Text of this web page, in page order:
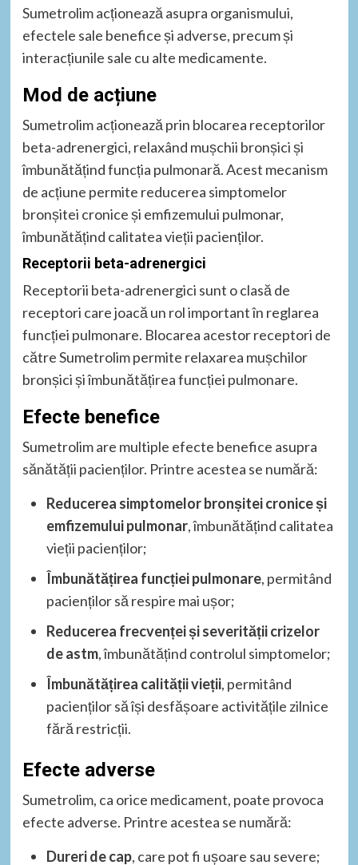
Sumetrolim acționează asupra organismului,
efectele sale benefice și adverse, precum și
interacțiunile sale cu alte medicamente.
Mod de acțiune
Sumetrolim acționează prin blocarea receptorilor
beta-adrenergici, relaxând mușchii bronșici și
îmbunătățind funcția pulmonară. Acest mecanism
de acțiune permite reducerea simptomelor
bronșitei cronice și emfizemului pulmonar,
îmbunătățind calitatea vieții pacienților.
Receptorii beta-adrenergici
Receptorii beta-adrenergici sunt o clasă de
receptori care joacă un rol important în reglarea
funcției pulmonare. Blocarea acestor receptori de
către Sumetrolim permite relaxarea mușchilor
bronșici și îmbunătățirea funcției pulmonare.
Efecte benefice
Sumetrolim are multiple efecte benefice asupra
sănătății pacienților. Printre acestea se numără:
Reducerea simptomelor bronșitei cronice și
emfizemului pulmonar, îmbunătățind calitatea
vieții pacienților;
Îmbunătățirea funcției pulmonare, permitând
pacienților să respire mai ușor;
Reducerea frecvenței și severității crizelor
de astm, îmbunătățind controlul simptomelor;
Îmbunătățirea calității vieții, permitând
pacienților să își desfășoare activitățile zilnice
fără restricții.
Efecte adverse
Sumetrolim, ca orice medicament, poate provoca
efecte adverse. Printre acestea se numără:
Dureri de cap, care pot fi ușoare sau severe;